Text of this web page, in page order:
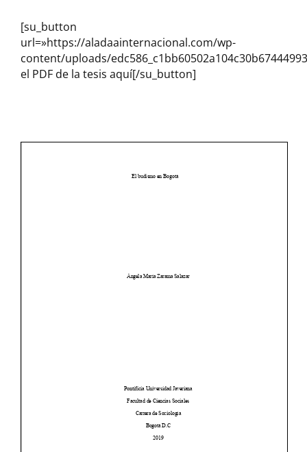
[su_button
url=»https://aladaainternacional.com/wp-
content/uploads/
el PDF de la tesis aquí[/su_button]